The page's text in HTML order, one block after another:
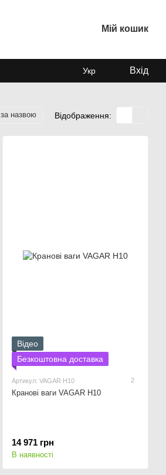
Мій кошик
Укр Вхід
за назвою Відображення:
Відео
Безкоштовна доставка
Артикул: VAGAR Н10 2
Кранові ваги VAGAR Н10
14 971 грн
В наявності